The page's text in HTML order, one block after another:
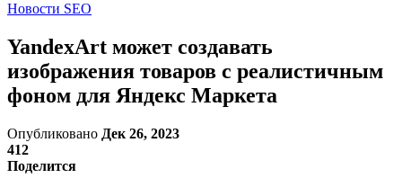
Новости SEO
YandexArt может создавать
изображения товаров с реалистичным
фоном для Яндекс Маркета
Опубликовано Дек 26, 2023
412
Поделится